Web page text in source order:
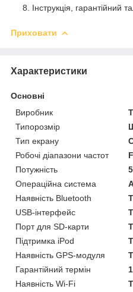
Інструкція, гарантійний
Приховати
Характеристики
Основні
Виробник
Типорозмір
Тип екрану
Робочі діапазони частот
Потужність
Операційна система
Наявність Bluetooth
USB-інтерфейс
Порт для SD-карти
Підтримка iPod
Наявність GPS-модуля
Гарантійний термін
Наявність Wi-Fi